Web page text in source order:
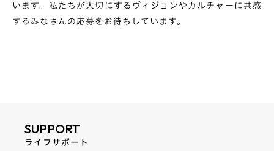
います。私たちが大切にするヴィジョンやカルチャーに共感
するみなさんの応募をお待ちしています。
SUPPORT
ライフサポート